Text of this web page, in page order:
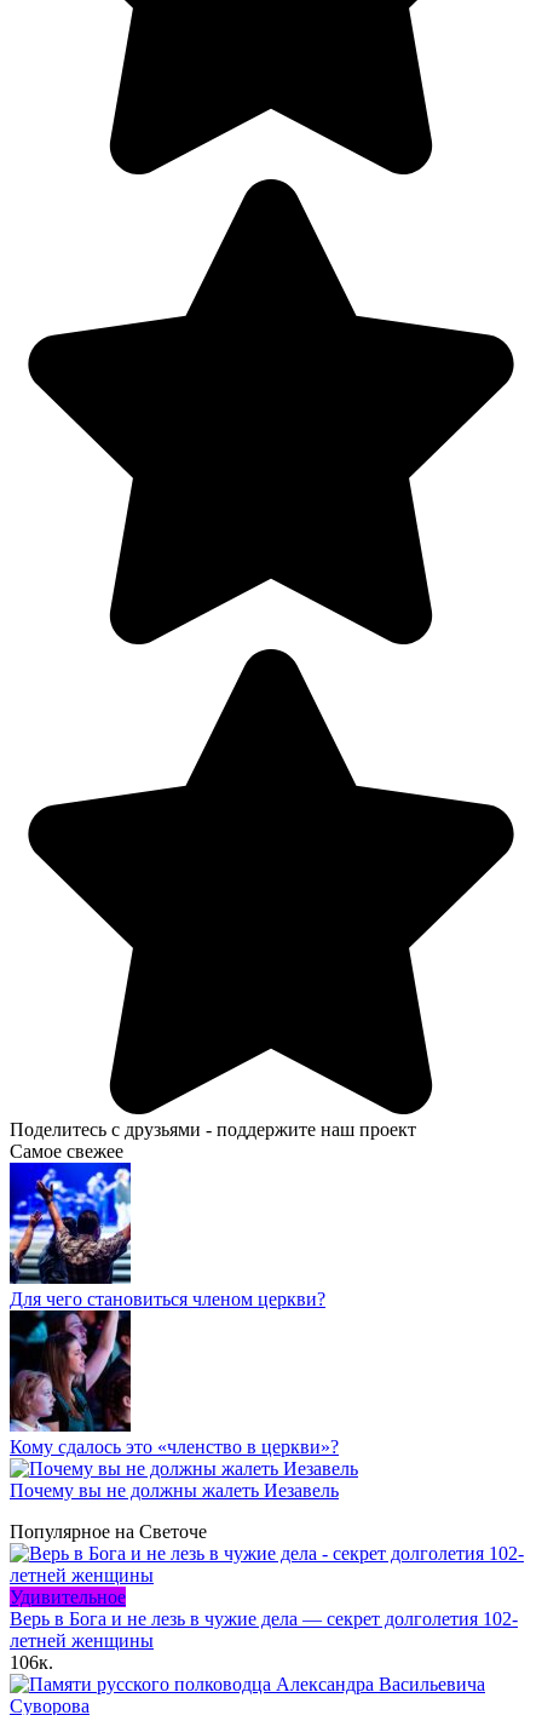
Поделитесь с друзьями - поддержите наш проект
Самое свежее
Для чего становиться членом церкви?
Кому сдалось это «членство в церкви»?
Почему вы не должны жалеть Иезавель
Популярное на Светоче
Удивительное
Верь в Бога и не лезь в чужие дела — секрет долголетия 102-
летней женщины
106к.